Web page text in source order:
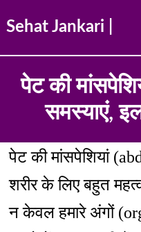
content
Sehat Jankari |
पेट की
समस्याएं,
पेट की मांसपेशियां
शरीर के लिए बहुत
न केवल हमारे अंगों